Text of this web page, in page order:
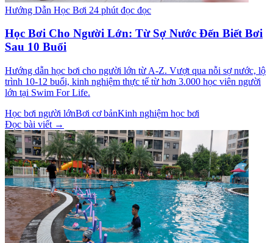
Hướng Dẫn Học Bơi 24 phút đọc đọc
Học Bơi Cho Người Lớn: Từ Sợ Nước Đến Biết Bơi
Sau 10 Buổi
Hướng dẫn học bơi cho người lớn từ A-Z. Vượt qua nỗi sợ nước, lộ
trình 10-12 buổi, kinh nghiệm thực tế từ hơn 3.000 học viên người
lớn tại Swim For Life.
Học bơi người lớnBơi cơ bảnKinh nghiệm học bơi
Đọc bài viết →